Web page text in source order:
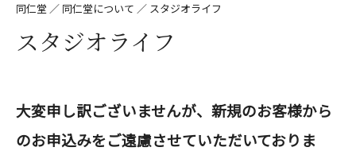
同仁堂 ／ 同仁堂について ／ スタジオライフ
スタジオライフ
大変申し訳ございませんが、新規のお客様から
のお申込みをご遠慮させていただいておりま